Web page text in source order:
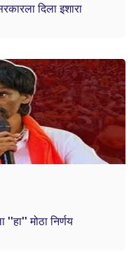
दिला इशारा
मोठा निर्णय